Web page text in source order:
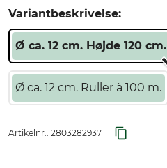
Variantbeskrivelse:
Ø ca. 12 cm. Højde 120 cm.
Ø ca. 12 cm. Ruller à 100 m.
Artikelnr.: 2803282937